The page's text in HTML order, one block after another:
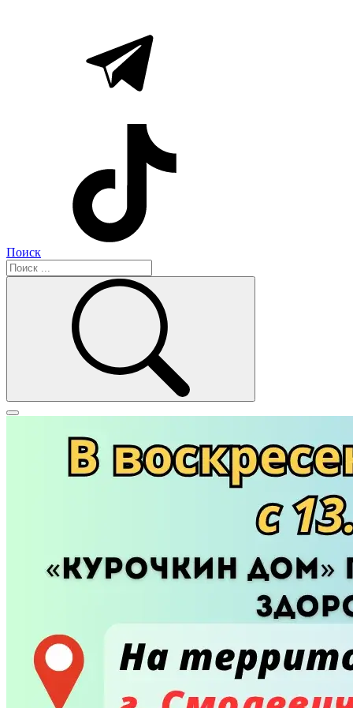
Поиск